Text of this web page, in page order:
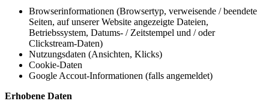
Browserinformationen (Browsertyp, verweisende / beendete
Seiten, auf unserer Website angezeigte Dateien,
Betriebssystem, Datums- / Zeitstempel und / oder
Clickstream-Daten)
Nutzungsdaten (Ansichten, Klicks)
Cookie-Daten
Google Accout-Informationen (falls angemeldet)
Erhobene Daten